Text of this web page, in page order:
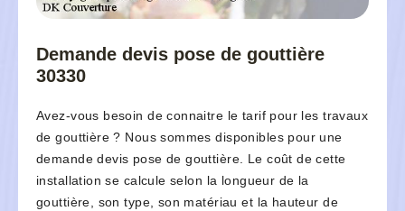
Demande devis pose de gouttière
30330
Avez-vous besoin de connaitre le tarif pour les travaux
de gouttière ? Nous sommes disponibles pour une
demande devis pose de gouttière. Le coût de cette
installation se calcule selon la longueur de la
gouttière, son type, son matériau et la hauteur de